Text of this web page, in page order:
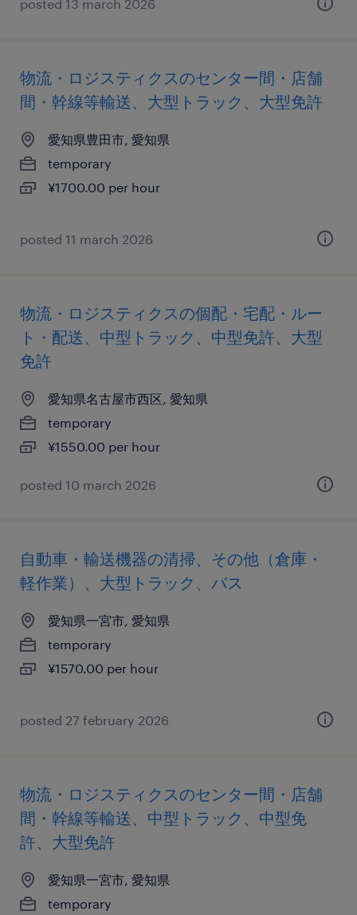
posted 13 march 2026
物流・ロジスティクスのセンター間・店舗
間・幹線等輸送、大型トラック、大型免許
愛知県豊田市, 愛知県
temporary
¥1700.00 per hour
posted 11 march 2026
物流・ロジスティクスの個配・宅配・ルー
ト・配送、中型トラック、中型免許、大型
免許
愛知県名古屋市西区, 愛知県
temporary
¥1550.00 per hour
posted 10 march 2026
自動車・輸送機器の清掃、その他（倉庫・
軽作業）、大型トラック、バス
愛知県一宮市, 愛知県
temporary
¥1570.00 per hour
posted 27 february 2026
物流・ロジスティクスのセンター間・店舗
間・幹線等輸送、中型トラック、中型免
許、大型免許
愛知県一宮市, 愛知県
temporary